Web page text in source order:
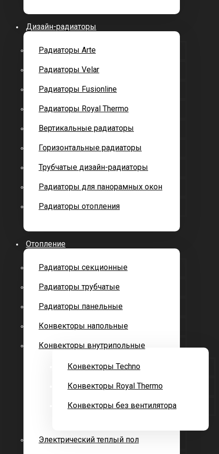
Дизайн-радиаторы
Радиаторы Arte
Радиаторы Velar
Радиаторы Fusionline
Радиаторы Royal Thermo
Вертикальные радиаторы
Горизонтальные радиаторы
Трубчатые дизайн-радиаторы
Радиаторы для панорамных окон
Радиаторы отопления
Отопление
Радиаторы секционные
Радиаторы трубчатые
Радиаторы панельные
Конвекторы напольные
Конвекторы внутрипольные
Конвекторы Techno
Конвекторы Royal Thermo
Конвекторы без вентилятора
Электрический теплый пол